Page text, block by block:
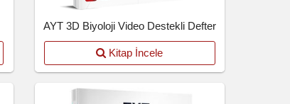
AYT 3D Biyoloji Video Destekli Defter
Kitap İncele